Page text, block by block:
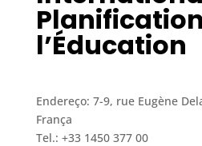
l’Éducation
Endereço: 7-9, rue Eugène
França
Tel.: +33 1450 377 00